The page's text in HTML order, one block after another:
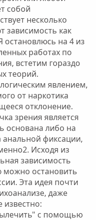
собой
несколько
зависимость как
остановлюсь на 4 из
работах по
встетим гораздо
теорий.
явлением,
от наркотика
отклонение.
зрения является
основана либо на
фиксации,
Исходя из
зависимость
можно остановить
Эта идея почти
даже
известно:
с помощью